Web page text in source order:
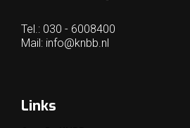
Tel.: 030 - 6008400
Mail: info@knbb.nl
Links